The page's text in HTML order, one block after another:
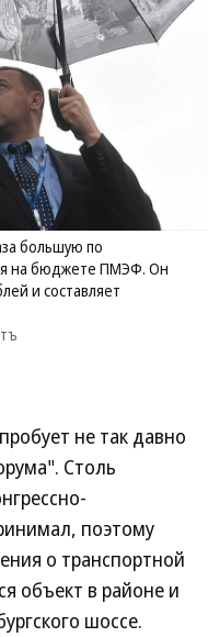
большую по
на бюджете ПМЭФ. Он
и составляет
не так давно
Столь
поэтому
о транспортной
объект в районе и
шоссе.